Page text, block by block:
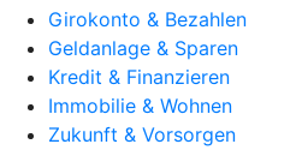
Girokonto & Bezahlen
Geldanlage & Sparen
Kredit & Finanzieren
Immobilie & Wohnen
Zukunft & Vorsorgen